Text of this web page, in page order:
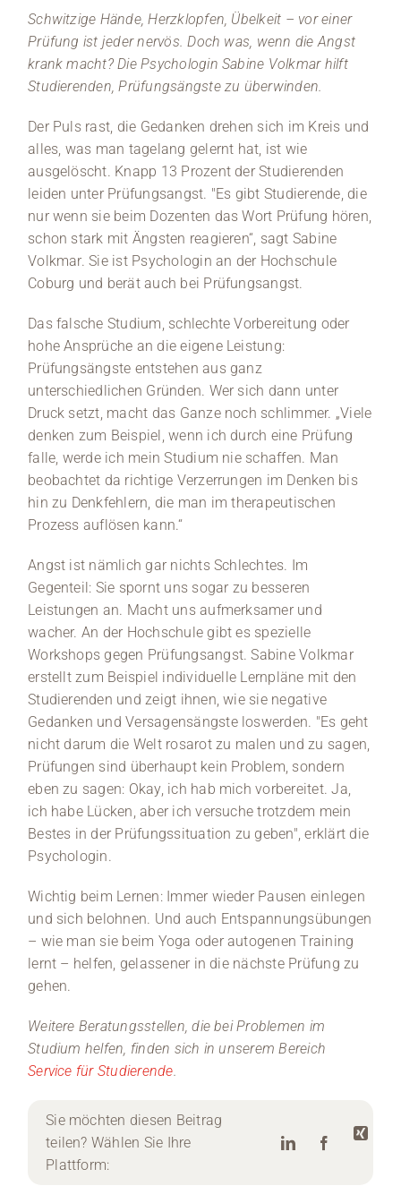
Medien
Stellenangebote
News
Veranstaltungen
Schwitzige Hände, Herzklopfen, Übelkeit – vor einer
Prüfung ist jeder nervös. Doch was, wenn die Angst
krank macht? Die Psychologin Sabine Volkmar hilft
Studierenden, Prüfungsängste zu überwinden.
Der Puls rast, die Gedanken drehen sich im Kreis und
alles, was man tagelang gelernt hat, ist wie
ausgelöscht. Knapp 13 Prozent der Studierenden
leiden unter Prüfungsangst. "Es gibt Studierende, die
nur wenn sie beim Dozenten das Wort Prüfung hören,
schon stark mit Ängsten reagieren“, sagt Sabine
Volkmar. Sie ist Psychologin an der Hochschule
Coburg und berät auch bei Prüfungsangst.
Das falsche Studium, schlechte Vorbereitung oder
hohe Ansprüche an die eigene Leistung:
Prüfungsängste entstehen aus ganz
unterschiedlichen Gründen. Wer sich dann unter
Druck setzt, macht das Ganze noch schlimmer. „Viele
denken zum Beispiel, wenn ich durch eine Prüfung
falle, werde ich mein Studium nie schaffen. Man
beobachtet da richtige Verzerrungen im Denken bis
hin zu Denkfehlern, die man im therapeutischen
Prozess auflösen kann.“
Angst ist nämlich gar nichts Schlechtes. Im
Gegenteil: Sie spornt uns sogar zu besseren
Leistungen an. Macht uns aufmerksamer und
wacher. An der Hochschule gibt es spezielle
Workshops gegen Prüfungsangst. Sabine Volkmar
erstellt zum Beispiel individuelle Lernpläne mit den
Studierenden und zeigt ihnen, wie sie negative
Gedanken und Versagensängste loswerden. "Es geht
nicht darum die Welt rosarot zu malen und zu sagen,
Prüfungen sind überhaupt kein Problem, sondern
eben zu sagen: Okay, ich hab mich vorbereitet. Ja,
ich habe Lücken, aber ich versuche trotzdem mein
Bestes in der Prüfungssituation zu geben", erklärt die
Psychologin.
Wichtig beim Lernen: Immer wieder Pausen einlegen
und sich belohnen. Und auch Entspannungsübungen
– wie man sie beim Yoga oder autogenen Training
lernt – helfen, gelassener in die nächste Prüfung zu
gehen.
Weitere Beratungsstellen, die bei Problemen im
Studium helfen, finden sich in unserem Bereich
Service für Studierende.
Sie möchten diesen Beitrag
teilen? Wählen Sie Ihre
Plattform: